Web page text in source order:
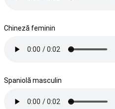
Chineză feminin
Spaniolă masculin